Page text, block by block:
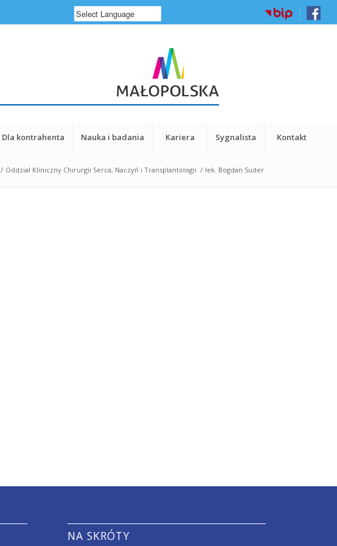
Dla kontrahenta Nauka i badania Kariera Sygnalista Kontakt
/ Oddział Kliniczny Chirurgii Serca, Naczyń i Transplantologii / lek. Bogdan Suder
NA SKRÓTY